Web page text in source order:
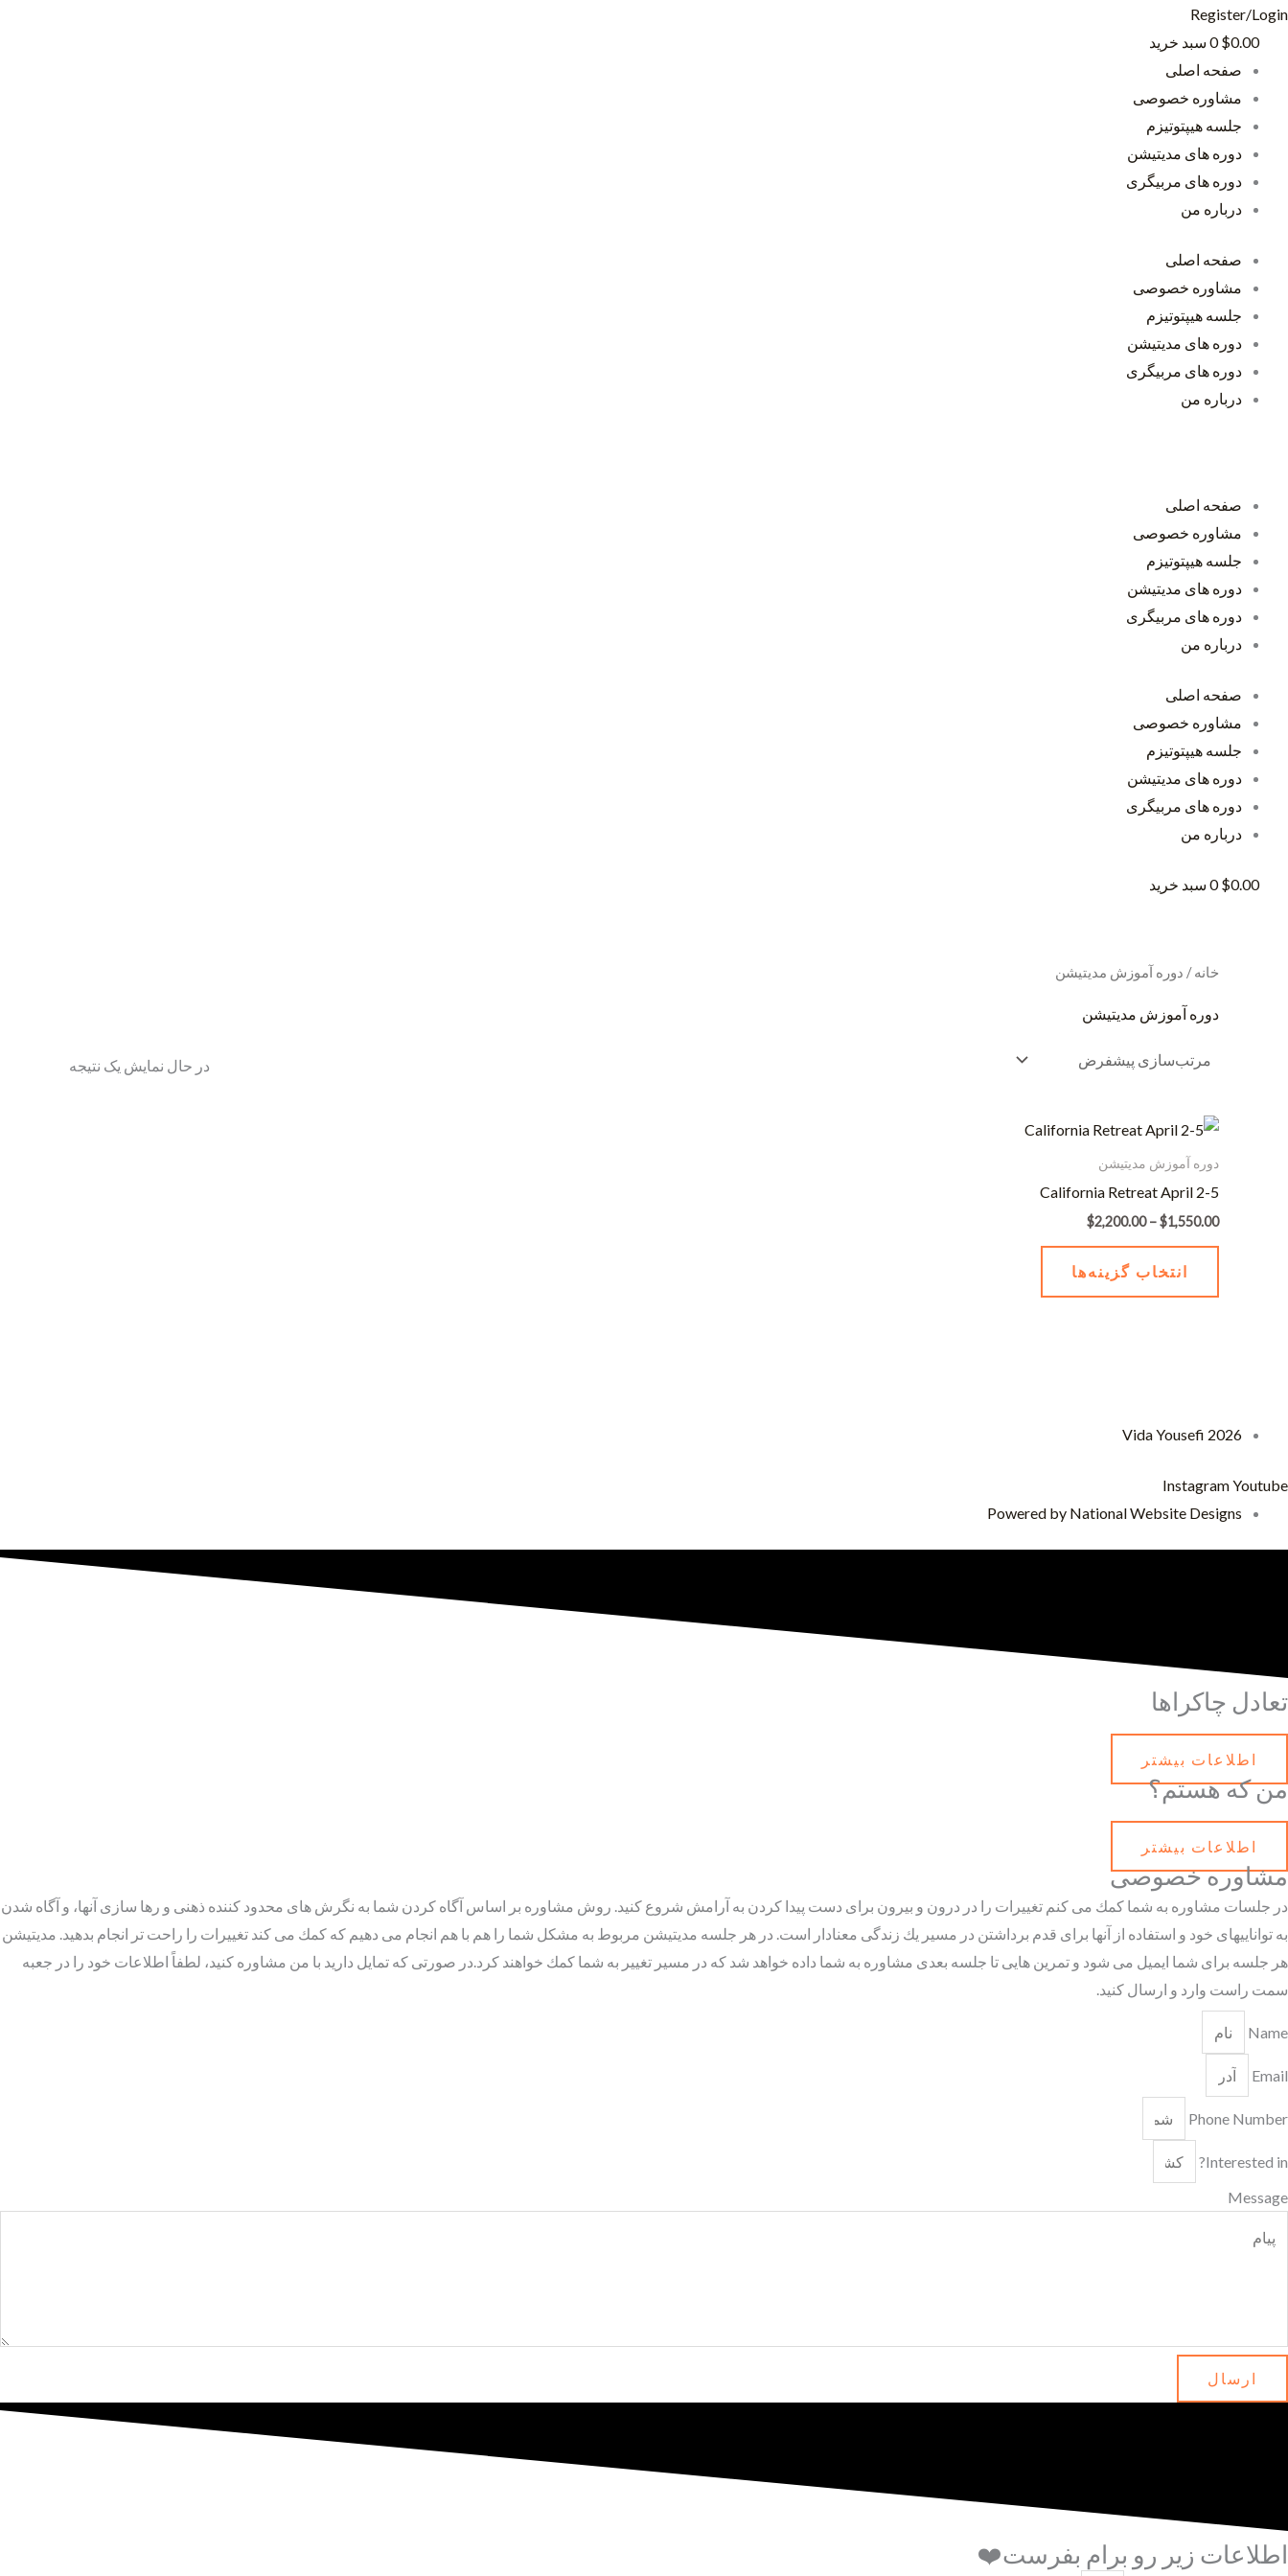
پرش
محتوا
Register/Login
$0.00
0 سبد خرید
صفحه اصلی
مشاوره خصوصی
جلسه هیپتوتیزم
دوره های مدیتیشن
دوره های مربیگری
درباره من
صفحه اصلی
مشاوره خصوصی
جلسه هیپتوتیزم
دوره های مدیتیشن
دوره های مربیگری
درباره من
صفحه اصلی
مشاوره خصوصی
جلسه هیپتوتیزم
دوره های مدیتیشن
دوره های مربیگری
درباره من
صفحه اصلی
مشاوره خصوصی
جلسه هیپتوتیزم
دوره های مدیتیشن
دوره های مربیگری
درباره من
$0.00
0 سبد خرید
خانه/ دوره آموزش مدیتیشن
دوره آموزش مدیتیشن
در حال نمایش یک نتیجه
دوره آموزش مدیتیشن
California Retreat April 2-5
$1,550.00
–
$2,200.00
محدوده
قیمت:
$2,200.00
انتخاب گزینه‌ها
این
باشد.
انتخاب
2026 Vida Yousefi
InstagramYoutube
Powered by National Website Designs
تعادل چاکراها
اطلاعات بیشتر
من که هستم؟
اطلاعات بیشتر
مشاوره خصوصی
در جلسات مشاوره به شما كمك مى كنم تغييرات را در درون و بيرون براى دست پيدا كردن به آرامش شروع كنيد. روش مشاوره بر اساس آگاه كردن شما به نگرش هاى محدود كننده ذهنى و رها سازى آنها، و آگاه شدن
به تواناييهاى خود و استفاده از آنها براى قدم برداشتن در مسير يك زندگى معنادار است. در هر جلسه مديتيشن مربوط به مشكل شما را هم با هم انجام مى دهيم كه كمك مى كند تغييرات را راحت تر انجام بدهيد. مديتيشن
هر جلسه براى شما ايميل مى شود و تمرين هايى تا جلسه بعدى مشاوره به شما داده خواهد شد كه در مسير تغيير به شما كمك خواهند كرد.در صورتى كه تمايل داريد با من مشاوره كنيد، لطفاً اطلاعات خود را در جعبه
سمت راست وارد و ارسال كنيد.
Name
Email
Phone Number
Interested in?
Message
ارسال
اطلاعات زیر رو برام بفرست❤️